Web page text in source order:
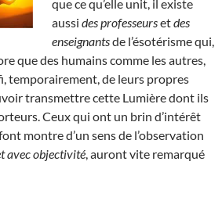
que ce qu’elle unit, il existe
aussi des professeursetdes
enseignantsde l’ésotérisme qui,
que des humains comme les autres,
temporairement, de leurs propres
transmettre cette Lumière dont ils
Ceux qui ont un brin d’intérêt
montre d’un sens de l’observation
avec objectivité , auront vite remarqué